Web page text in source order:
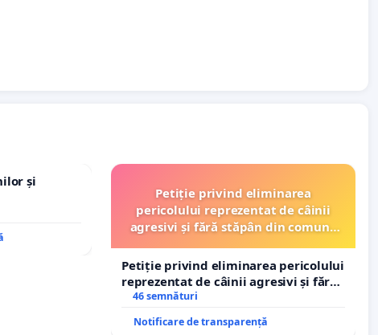
și
Petiție privind eliminarea
pericolului reprezentat de câinii
agresivi și fără stăpân din comuna
Petiție privind eliminarea pericolului
reprezentat de câinii agresivi și fără
stăpân din comuna Tunari
46 semnături
Notificare de transparență